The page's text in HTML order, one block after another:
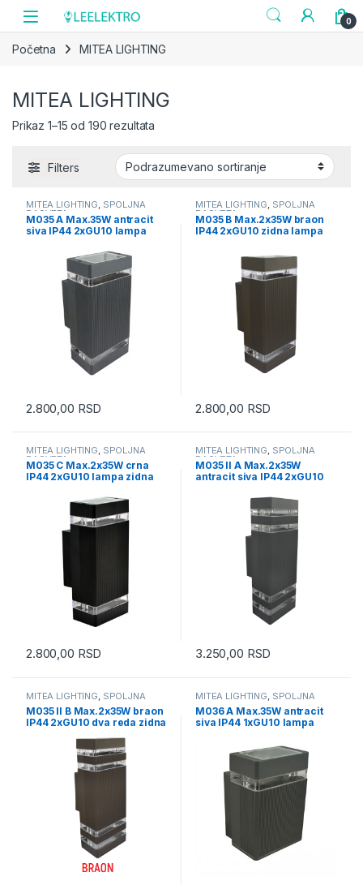
Skip to navigation
Skip to content
0
Početna MITEA LIGHTING
MITEA LIGHTING
Prikaz 1–15 od 190 rezultata
Filters
MITEA LIGHTING, SPOLJNA
RASVETA
M035 A Max.35W antracit
siva IP44 2xGU10 lampa
2.800,00 RSD
MITEA LIGHTING, SPOLJNA
RASVETA
M035 B Max.2x35W braon
IP44 2xGU10 zidna lampa
2.800,00 RSD
MITEA LIGHTING, SPOLJNA
RASVETA
M035 C Max.2x35W crna
IP44 2xGU10 lampa zidna
2.800,00 RSD
MITEA LIGHTING, SPOLJNA
RASVETA
M035 II A Max.2x35W
antracit siva IP44 2xGU10
3.250,00 RSD
MITEA LIGHTING, SPOLJNA
RASVETA
M035 II B Max.2x35W braon
IP44 2xGU10 dva reda zidna
MITEA LIGHTING, SPOLJNA
RASVETA
M036 A Max.35W antracit
siva IP44 1xGU10 lampa